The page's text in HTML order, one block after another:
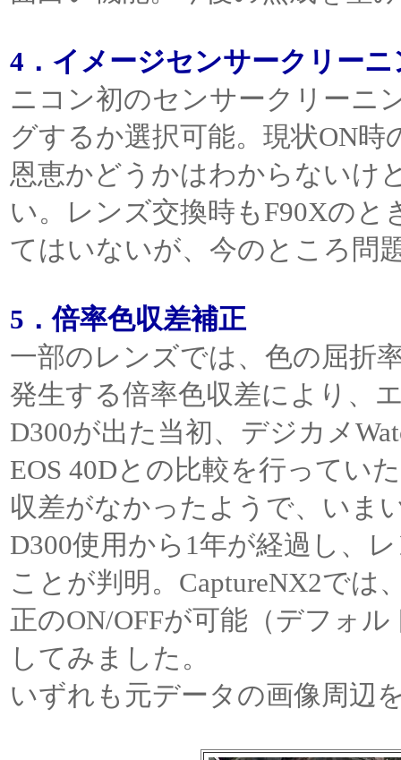
4．イメージセンサークリーニ
ニコン初のセンサークリーニ
グするか選択可能。現状ON
恩恵かどうかはわからないけ
い。レンズ交換時もF90Xの
てはいないが、今のところ問
5．倍率色収差補正
一部のレンズでは、色の屈折
発生する倍率色収差により、
D300が出た当初、デジカメ
EOS 40Dとの比較を行ってい
収差がなかったようで、いま
D300使用から1年が経過し、
ことが判明。CaptureNX2では
正のON/OFFが可能（デフォ
してみました。
いずれも元データの画像周辺